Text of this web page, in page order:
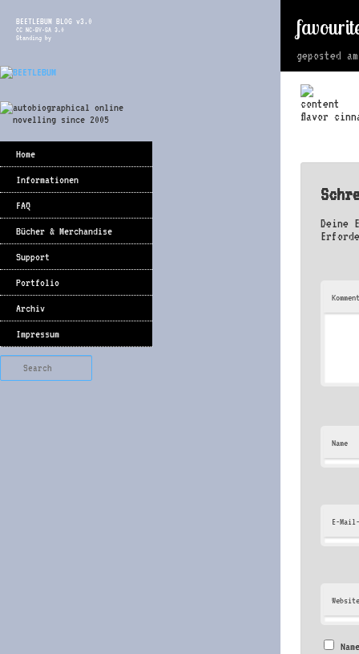
BEETLEBUM BLOG v3.0
CC NC-BY-SA 3.0
Standing by
Home
Informationen
FAQ
Bücher & Merchandise
Support
Portfolio
Archiv
Impressum
geposted
flavor
Deine
Name
E-